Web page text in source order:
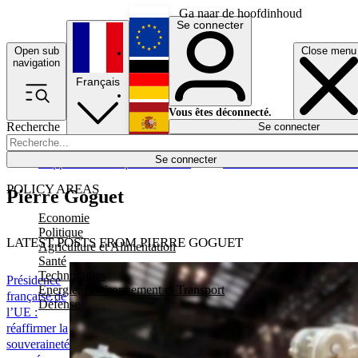
Ga naar de hoofdinhoud
Open sub
navigation
Close menu
Recherche
Se connecter
POLICY AREAS
Economie
Politique
Agriculture et Alimentation
Santé
Technologies
Energie, Environnement et Transport
Défense
Économie
Français
English
Deutsch
Español
Se connecter
Vous êtes déconnecté.
Se connecter
Pierre Goguet
LATEST POSTS FROM PIERRE GOGUET
Présidence
française de
l’UE :
réaffirmer la
souveraineté